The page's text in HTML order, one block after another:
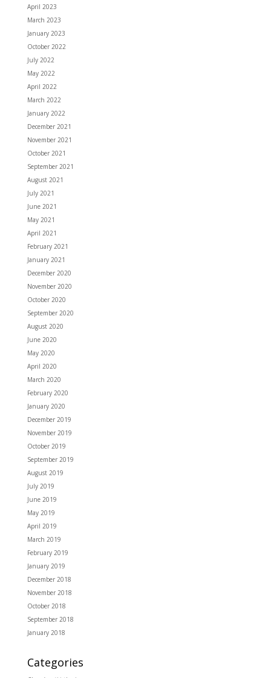
April 2023
March 2023
January 2023
October 2022
July 2022
May 2022
April 2022
March 2022
January 2022
December 2021
November 2021
October 2021
September 2021
August 2021
July 2021
June 2021
May 2021
April 2021
February 2021
January 2021
December 2020
November 2020
October 2020
September 2020
August 2020
June 2020
May 2020
April 2020
March 2020
February 2020
January 2020
December 2019
November 2019
October 2019
September 2019
August 2019
July 2019
June 2019
May 2019
April 2019
March 2019
February 2019
January 2019
December 2018
November 2018
October 2018
September 2018
January 2018
Categories